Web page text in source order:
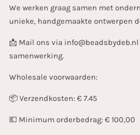
We werken graag samen met
unieke, handgemaakte ontwerpen
📩 Mail ons via
samenwerking.
Wholesale voorwaarden:
📦 Verzendkosten: € 7.45
💶 Minimum orderbedrag: € 100,00